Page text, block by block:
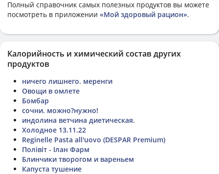
Полный справочник самых полезных продуктов вы можете
посмотреть в приложении «Мой здоровый рацион».
Калорийность и химический состав других
продуктов
ничего лишнего. меренги
Овощи в омлете
Бомбар
сочни. можно?нужно!
индолина ветчина диетическая.
Холодное 13.11.22
Reginelle Pasta all'uovo (DESPAR Premium)
Полівіт - Ілан Фарм
Блинчики творогом и вареньем
Капуста тушение